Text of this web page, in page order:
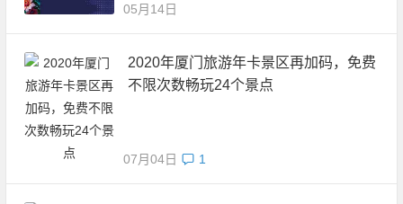
05月14日
2020年厦门旅游年卡景区再加码，免费
不限次数畅玩24个景点
07月04日 1